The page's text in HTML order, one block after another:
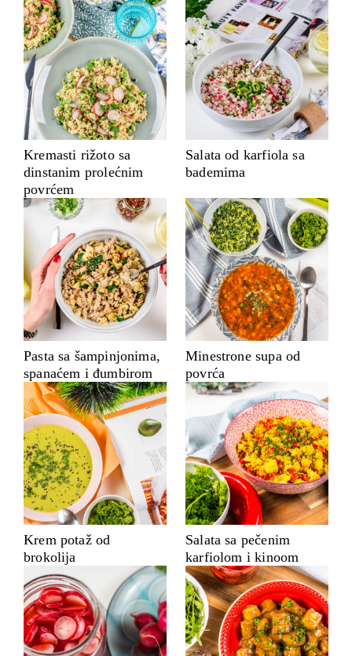
Kremasti rižoto sa
dinstanim prolećnim
povrćem
Salata od karfiola sa
bademima
Pasta sa šampinjonima,
spanaćem i đumbirom
Minestrone supa od
povrća
Krem potaž od
brokolija
Salata sa pečenim
karfiolom i kinoom